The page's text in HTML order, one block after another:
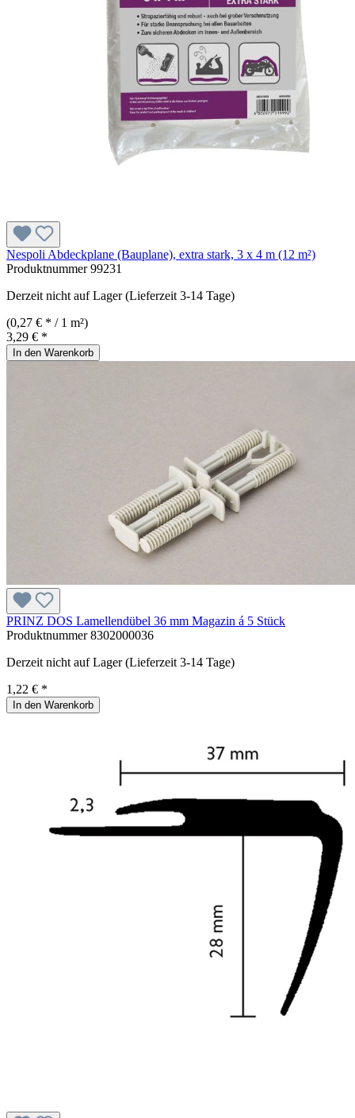
Nespoli Abdeckplane (Bauplane), extra stark, 3 x 4 m (12 m²)
Produktnummer99231
Derzeit nicht auf Lager (Lieferzeit 3-14 Tage)
(0,27 € * / 1 m²)
3,29 € *
In den Warenkorb
PRINZ DOS Lamellendübel 36 mm Magazin á 5 Stück
Produktnummer8302000036
Derzeit nicht auf Lager (Lieferzeit 3-14 Tage)
1,22 € *
In den Warenkorb